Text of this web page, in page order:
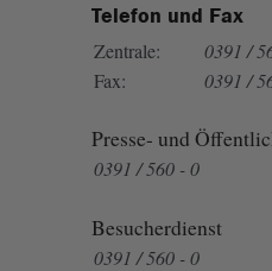
Telefon und Fax
Zentrale:
0391 /
Fax:
0391 /
Presse- und
0391 / 560 - 0
Besucherdienst
0391 / 560 - 0